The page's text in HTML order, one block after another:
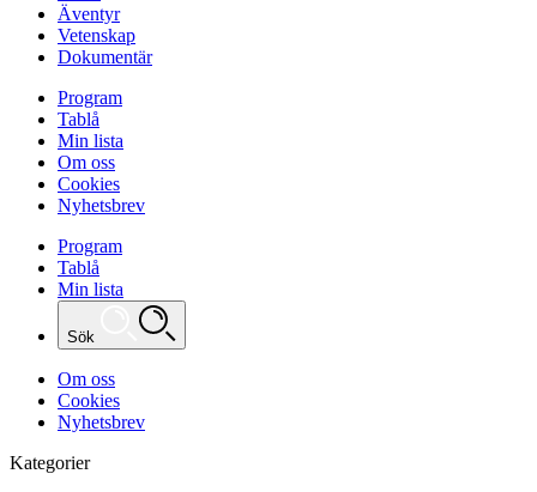
Äventyr
Vetenskap
Dokumentär
Program
Tablå
Min lista
Om oss
Cookies
Nyhetsbrev
Program
Tablå
Min lista
Sök
Om oss
Cookies
Nyhetsbrev
Kategorier